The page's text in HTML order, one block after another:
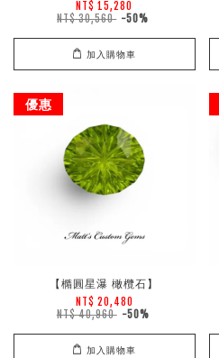
NT$ 15,280
NT$ 30,560 -50%
加入購物車
優惠
【橢圓星瀑 橄欖石】
NT$ 20,480
NT$ 40,960 -50%
加入購物車